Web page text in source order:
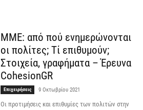
MME: από πού ενημερώνονται
οι πολίτες; Τί επιθυμούν;
Στοιχεία, γραφήματα – Έρευνα
CohesionGR
Επιχειρήσεις 9 Οκτωβρίου 2021
Οι προτιμήσεις και επιθυμίες των πολιτών στην